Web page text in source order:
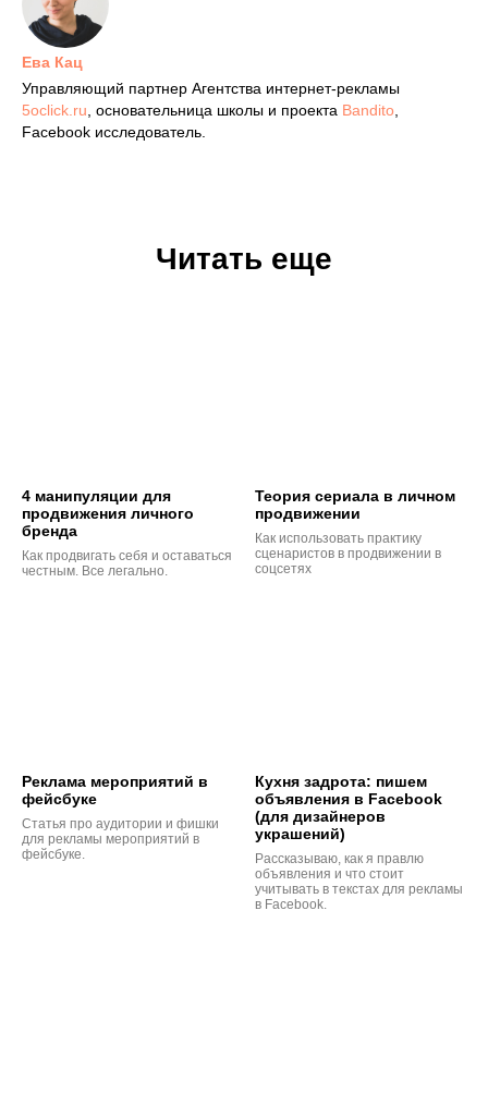
Ева Кац
Управляющий партнер Агентства интернет-рекламы
5oclick.ru , основательница школы и проекта Bandito
Facebook исследователь.
Читать еще
4 манипуляции для
продвижения личного
бренда
Как продвигать себя и оставаться
честным. Все легально.
Теория сериала в личном
продвижении
Как использовать практику
сценаристов в продвижении в
соцсетях
Реклама мероприятий в
фейсбуке
Статья про аудитории и фишки
для рекламы мероприятий в
фейсбуке.
Кухня задрота: пишем
объявления в Facebook
(для дизайнеров
украшений)
Рассказываю, как я правлю
объявления и что стоит
учитывать в текстах для рекламы
в Facebook.